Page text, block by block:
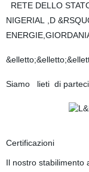
RETE DELLO
NIGERIAL ,D
Siamo lieti di
Certificazioni
Il nostro stabilimento